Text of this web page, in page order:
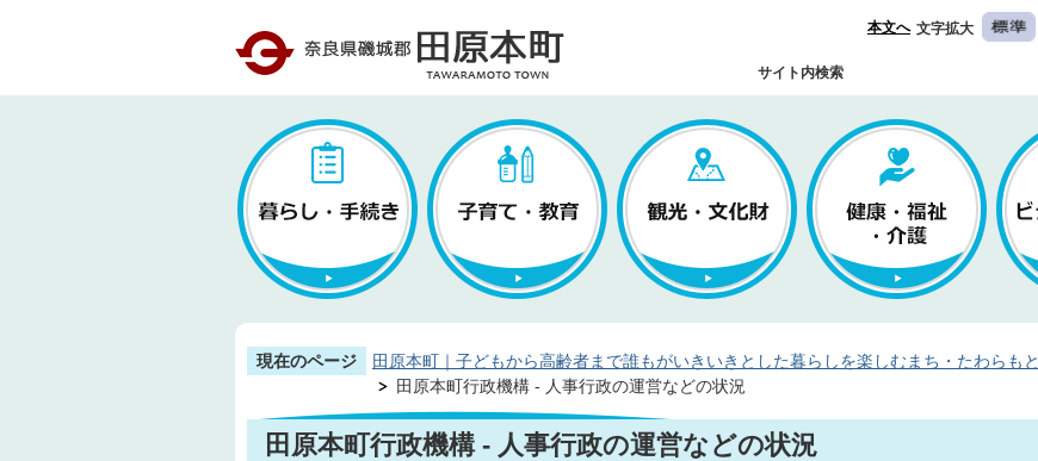
本文へ 文字拡大
サイト内検索
現在のページ 田原本町｜子どもから高齢者まで誰もがいきいきとした暮らしを楽しむまち・たわらもと
田原本町行政機構 - 人事行政の運営などの状況
田原本町行政機構 - 人事行政の運営などの状況